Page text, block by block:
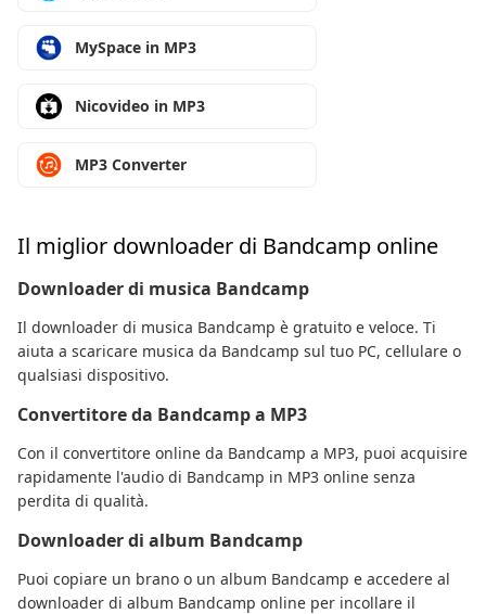
MySpace in MP3
Nicovideo in MP3
MP3 Converter
Il miglior downloader di Bandcamp online
Downloader di musica Bandcamp
Il downloader di musica Bandcamp è gratuito e veloce. Ti
aiuta a scaricare musica da Bandcamp sul tuo PC, cellulare o
qualsiasi dispositivo.
Convertitore da Bandcamp a MP3
Con il convertitore online da Bandcamp a MP3, puoi acquisire
rapidamente l'audio di Bandcamp in MP3 online senza
perdita di qualità.
Downloader di album Bandcamp
Puoi copiare un brano o un album Bandcamp e accedere al
downloader di album Bandcamp online per incollare il